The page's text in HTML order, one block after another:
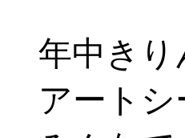
年中きり
アート